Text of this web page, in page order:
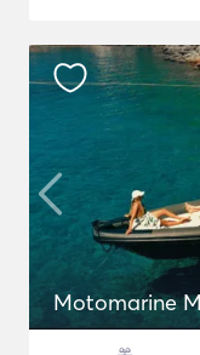
Motomarine